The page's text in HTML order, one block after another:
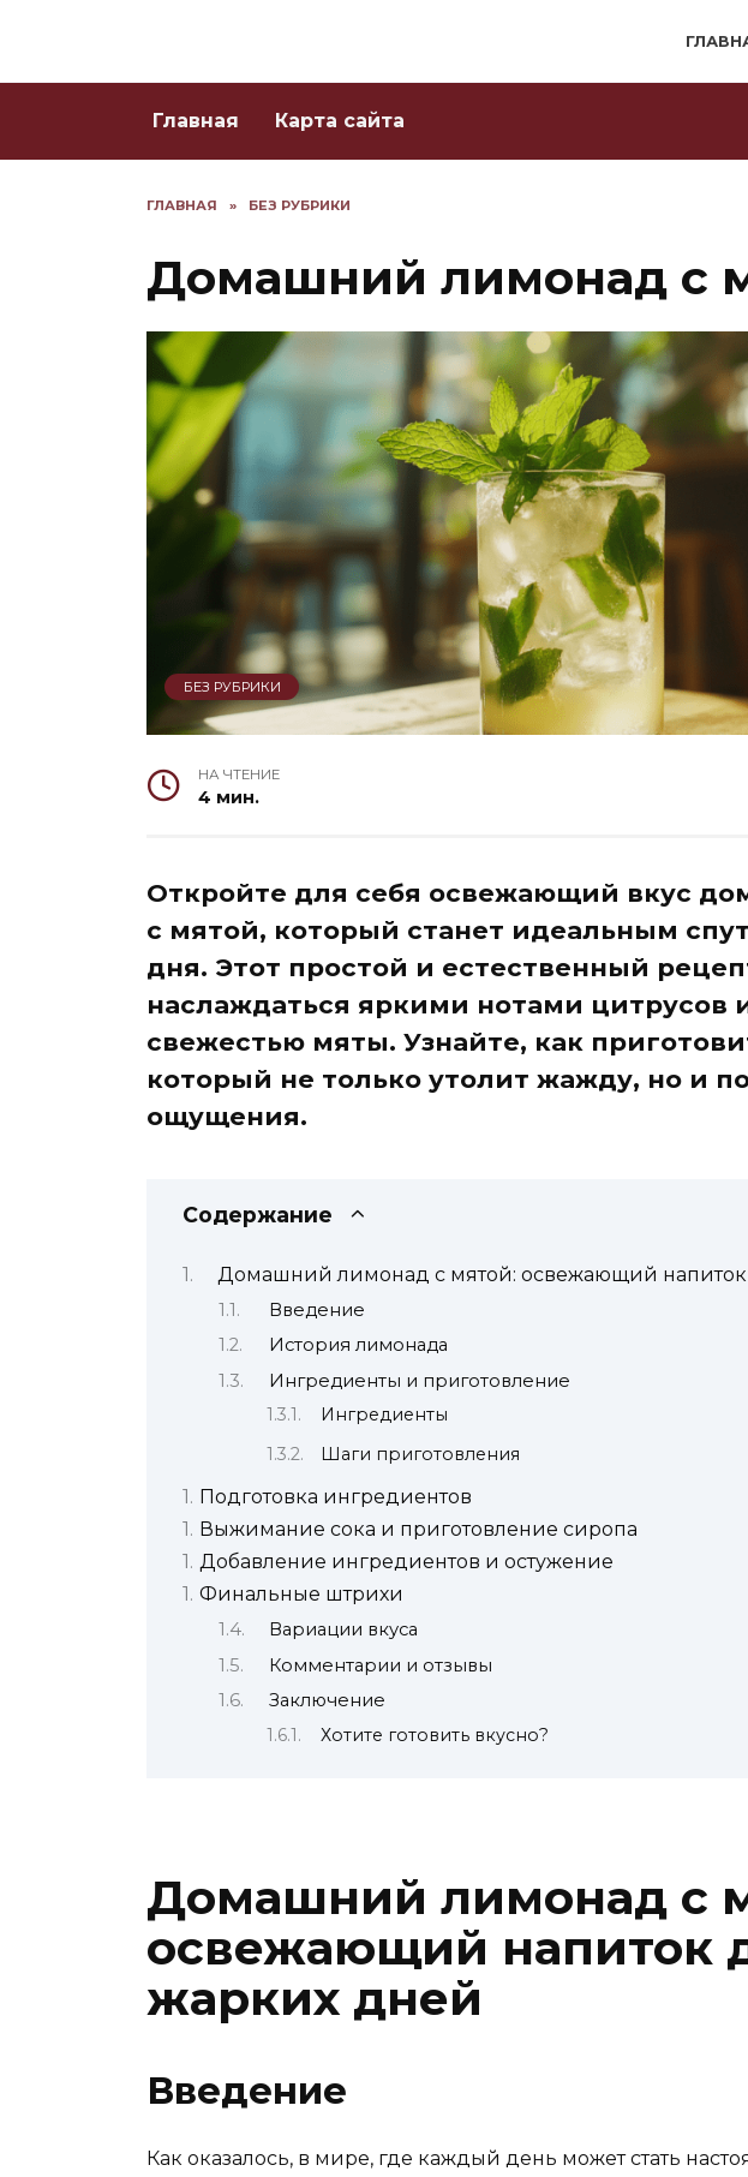
Главная Карта сайта
ГЛАВНАЯ » БЕЗ РУБРИКИ
Домашний лимонад с
БЕЗ РУБРИКИ
НА ЧТЕНИЕ
4 мин.
Откройте для себя освежающий вкус
с мятой, который станет идеальным
дня. Этот простой и естественный
наслаждаться яркими нотами цитрусов
свежестью мяты. Узнайте, как
который не только утолит жажду, но и
ощущения.
Содержание
Домашний лимонад с мятой: освежающий
Введение
История лимонада
Ингредиенты и приготовление
Ингредиенты
Шаги приготовления
Подготовка ингредиентов
Выжимание сока и приготовление сиропа
Добавление ингредиентов и остужение
Финальные штрихи
Вариации вкуса
Комментарии и отзывы
Заключение
Хотите готовить вкусно?
Домашний лимонад с
освежающий напиток
жарких дней
Введение
Как оказалось, в мире, где каждый день может стать